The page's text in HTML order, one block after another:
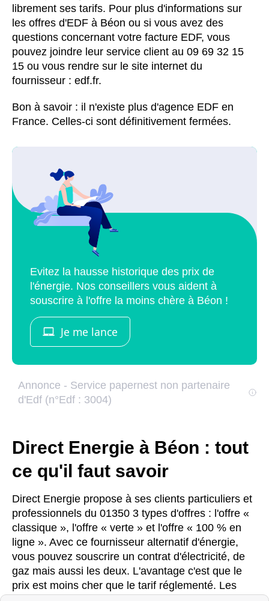
librement ses tarifs. Pour plus d'informations sur
les offres d'EDF à Béon ou si vous avez des
questions concernant votre facture EDF, vous
pouvez joindre leur service client au 09 69 32 15
15 ou vous rendre sur le site internet du
fournisseur : edf.fr.
Bon à savoir : il n'existe plus d'agence EDF en
France. Celles-ci sont définitivement fermées.
Direct Energie à Béon : tout
ce qu'il faut savoir
Direct Energie propose à ses clients particuliers et
professionnels du 01350 3 types d'offres : l'offre «
classique », l'offre « verte » et l'offre « 100 % en
ligne ». Avec ce fournisseur alternatif d'énergie,
vous pouvez souscrire un contrat d'électricité, de
gaz mais aussi les deux. L'avantage c'est que le
prix est moins cher que le tarif réglementé. Les